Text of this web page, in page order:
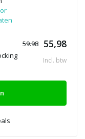
59.98 55,98
Incl. btw